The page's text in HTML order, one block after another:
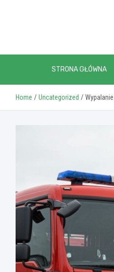
STRONA GŁÓWNA
Home Uncategorized